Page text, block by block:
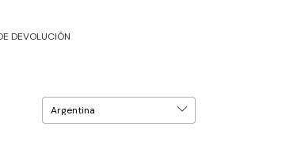
DEVOLUCIÓN